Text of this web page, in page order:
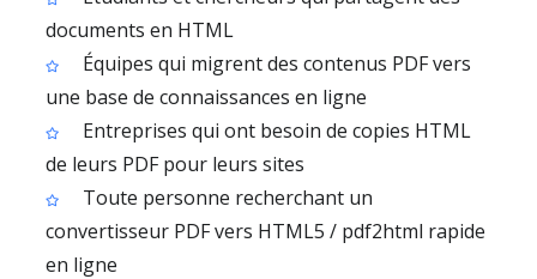
documents en HTML
Équipes qui migrent des contenus PDF vers
une base de connaissances en ligne
Entreprises qui ont besoin de copies HTML
de leurs PDF pour leurs sites
Toute personne recherchant un
convertisseur PDF vers HTML5 / pdf2html rapide
en ligne